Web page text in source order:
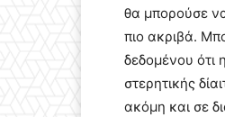
θα μπορούσε
πιο ακριβά.
δεδομένου ότι
στερητικής
ακόμη και σε